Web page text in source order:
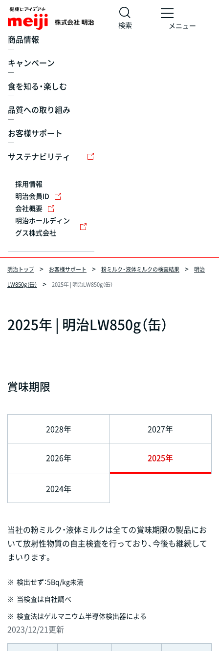
検索 メニュー
商品情報
キャンペーン
食を知る・楽しむ
品質への取り組み
お客様サポート
サステナビリティ
採用情報
明治会員ID
会社概要
明治ホールディン
グス株式会社
明治トップ お客様サポート 粉ミルク・液体ミルクの検査結果
明治
LW850g（缶）
2025年 | 明治LW850g（缶）
2025年 | 明治LW850g（缶）
賞味期限
2028年 2027年
2026年 2025年
2024年
当社の粉ミルク・液体ミルクは全ての賞味期限の製品にお
いて放射性物質の自主検査を行っており、今後も継続して
まいります。
※ 検出せず：5Bq/kg未満
※ 当検査は自社調べ
※ 検査法はゲルマニウム半導体検出器による
2023/12/21更新